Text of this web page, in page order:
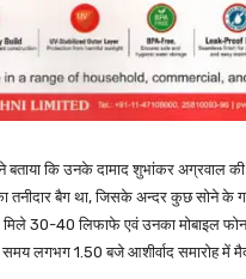
बताया कि उनके दामाद शुभांकर अग्रवाल
तनीदार बैग था, जिसके अन्दर कुछ सोने
मिले 30-40 लिफाफे एवं उनका मोबाइल
समय लगभग 1.50 बजे आशीर्वाद समारोह में